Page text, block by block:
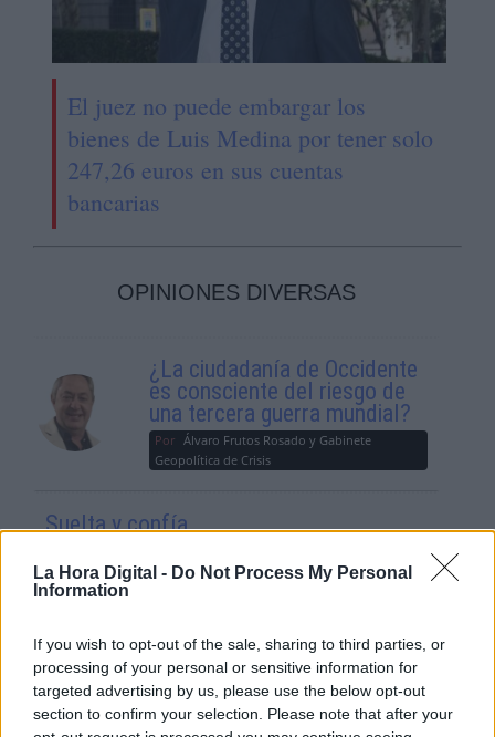
La Hora Digital - Do Not Process My Personal
Information
If you wish to opt-out of the sale, sharing to third parties, or
processing of your personal or sensitive information for
targeted advertising by us, please use the below opt-out
section to confirm your selection. Please note that after your
El juez no puede embargar los
bienes de Luis Medina por tener solo
247,26 euros en sus cuentas
bancarias
OPINIONES DIVERSAS
¿La ciudadanía de Occidente
es consciente del riesgo de
una tercera guerra mundial?
Por Álvaro Frutos Rosado y Gabinete
Geopolítica de Crisis
Suelta y confía
Por Juan Manuel Beltrán
El Conflicto de Oriente Medio:
Un Nuevo Orden Autoritario